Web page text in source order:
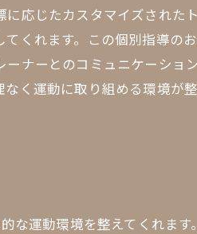
応じたカスタマイズされた
くれます。この個別指導の
ナーとのコミュニケーショ
く運動に取り組める環境が
な運動環境を整えてくれま